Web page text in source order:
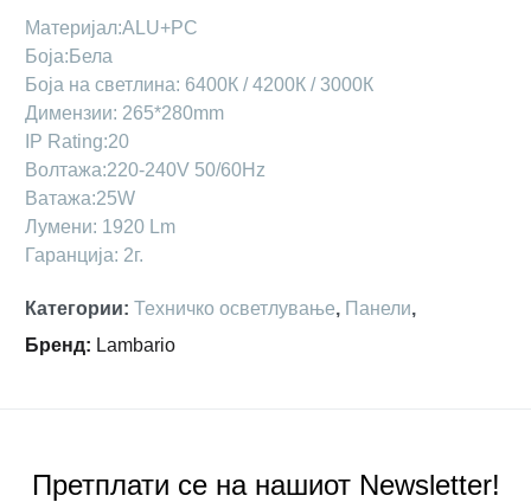
Материјал:ALU+PC
Боја:Бела
Боја на светлина: 6400К / 4200К / 3000К
Димензии: 265*280mm
IP Rating:20
Волтажа:220-240V 50/60Hz
Ватажа:25W
Лумени: 1920 Lm
Гаранција: 2г.
Категории: Техничко осветлување, Панели,
Бренд: Lambario
Претплати се на нашиот Newsletter!